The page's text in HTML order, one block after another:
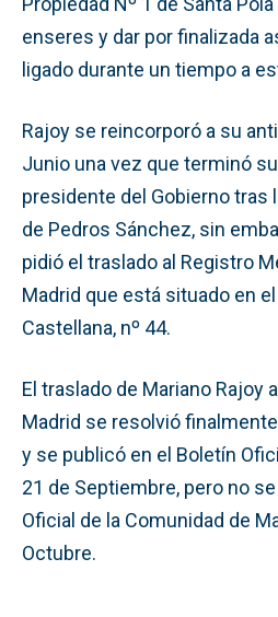
enseres y dar por finalizada
ligado durante un tiempo a
Rajoy se reincorporó a su
Junio una vez que terminó
presidente del Gobierno tras
de Pedros Sánchez, sin
pidió el traslado al Registro
Madrid que está situado en
Castellana, nº 44.
El traslado de Mariano Rajoy
Madrid se resolvió
y se publicó en el Boletín
21 de Septiembre, pero no
Oficial de la Comunidad de
Octubre.